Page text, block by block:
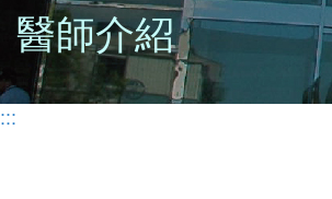
醫師介紹
:::